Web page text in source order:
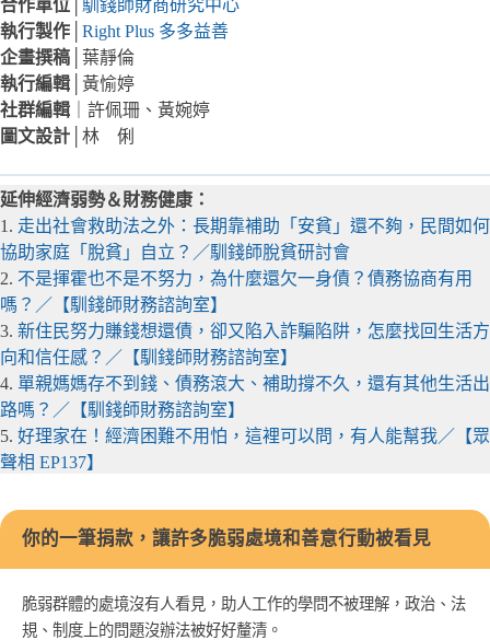
合作單位
馴錢師財商研究中心
執行製作
Right Plus 多多益善
企畫撰稿 │葉靜倫
執行編輯 │黃愉婷
社群編輯 ｜許佩珊、黃婉婷
圖文設計 │林 俐
延伸經濟弱勢＆財務健康：
1. 走出社會救助法之外：長期靠補助「安貧」還不夠，民間如何
協助家庭「脫貧」自立？／馴錢師脫貧研討會
2. 不是揮霍也不是不努力，為什麼還欠一身債？債務協商有用
嗎？／【馴錢師財務諮詢室】
3. 新住民努力賺錢想還債，卻又陷入詐騙陷阱，怎麼找回生活方
向和信任感？／【馴錢師財務諮詢室】
4. 單親媽媽存不到錢、債務滾大、補助撐不久，還有其他生活出
路嗎？／【馴錢師財務諮詢室】
5. 好理家在！經濟困難不用怕，這裡可以問，有人能幫我／【眾
聲相 EP137】
你的一筆捐款，讓許多脆弱處境和善意行動被看見
脆弱群體的處境沒有人看見，助人工作的學問不被理解，政治、法
規、制度上的問題沒辦法被好好釐清。